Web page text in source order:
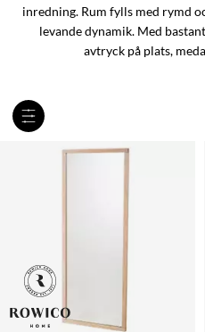
inredning. Rum fylls med rymd
levande dynamik. Med
avtryck på plats,